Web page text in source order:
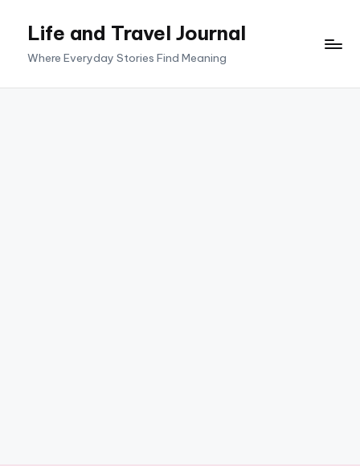
Life and Travel Journal
Where Everyday Stories Find Meaning